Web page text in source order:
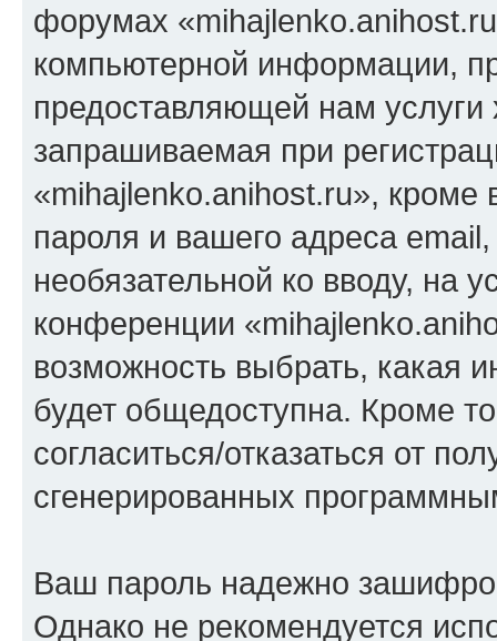
форумах
компьютерной информации,
предоставляющей нам
запрашиваемая при
«mihajlenko.anihost.ru», кроме
пароля и вашего адреса
необязательной ко вводу, на
конференции
возможность выбрать, какая
будет общедоступна. Кроме
согласиться/отказаться от
сгенерированных
Ваш пароль надежно
Однако не рекомендуется